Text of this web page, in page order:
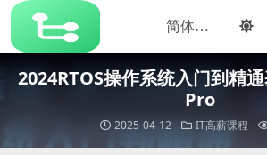
2024RTOS操作系统入门到精
Pro
2025-04-12 IT高薪课程